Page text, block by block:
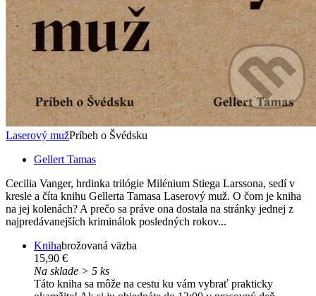
Laserový mužPríbeh o Švédsku
Gellert Tamas
Cecilia Vanger, hrdinka trilógie Milénium Stiega Larssona, sedí v
kresle a číta knihu Gellerta Tamasa Laserový muž. O čom je kniha
na jej kolenách? A prečo sa práve ona dostala na stránky jednej z
najpredávanejších kriminálok posledných rokov...
Knihabrožovaná väzba
15,90 €
Na sklade > 5 ks
Táto kniha sa môže na cestu ku vám vybrať prakticky